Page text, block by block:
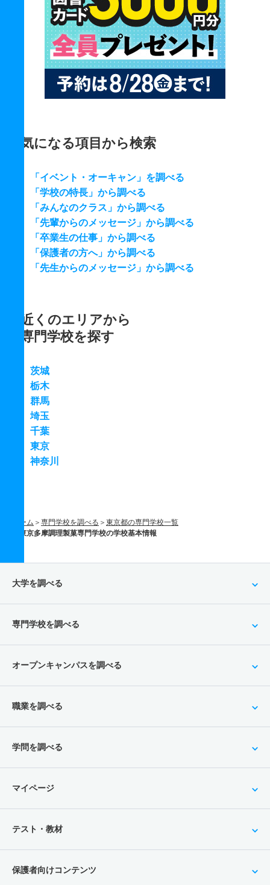
気になる項目から検索
「イベント・オーキャン」を調べる
「学校の特長」から調べる
「みんなのクラス」から調べる
「先輩からのメッセージ」から調べる
「卒業生の仕事」から調べる
「保護者の方へ」から調べる
「先生からのメッセージ」から調べる
近くのエリアから
専門学校を探す
茨城
栃木
群馬
埼玉
千葉
東京
神奈川
ホーム 専門学校を調べる
東京都の専門学校一覧
東京多摩調理製菓専門学校の学校基本情報
大学を調べる
専門学校を調べる
オープンキャンパスを調べる
職業を調べる
学問を調べる
マイページ
テスト・教材
保護者向けコンテンツ